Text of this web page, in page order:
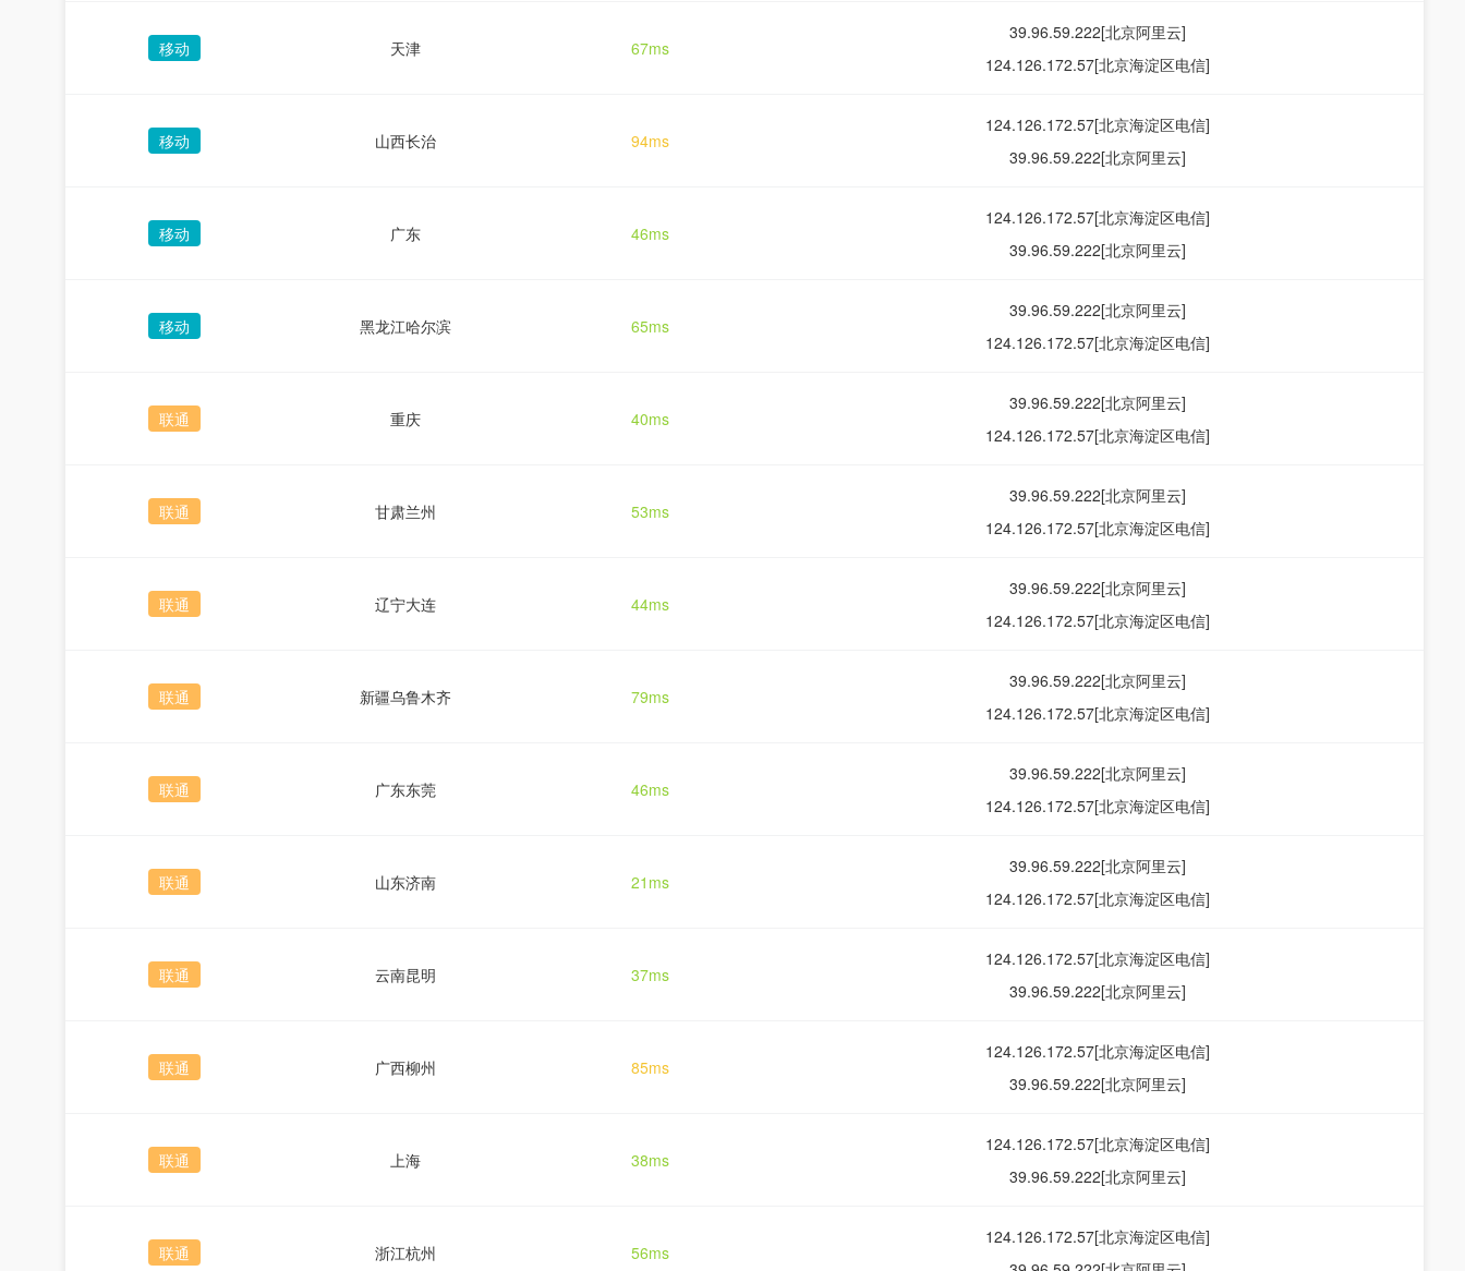
移动 天津 67ms
39.96.59.222[北京阿里云]
124.126.172.57[北京海淀区电信]
移动 山西长治 94ms
124.126.172.57[北京海淀区电信]
39.96.59.222[北京阿里云]
移动 广东 46ms
124.126.172.57[北京海淀区电信]
39.96.59.222[北京阿里云]
移动 黑龙江哈尔滨 65ms
39.96.59.222[北京阿里云]
124.126.172.57[北京海淀区电信]
联通 重庆 40ms
39.96.59.222[北京阿里云]
124.126.172.57[北京海淀区电信]
联通 甘肃兰州 53ms
39.96.59.222[北京阿里云]
124.126.172.57[北京海淀区电信]
联通 辽宁大连 44ms
39.96.59.222[北京阿里云]
124.126.172.57[北京海淀区电信]
联通 新疆乌鲁木齐 79ms
39.96.59.222[北京阿里云]
124.126.172.57[北京海淀区电信]
联通 广东东莞 46ms
39.96.59.222[北京阿里云]
124.126.172.57[北京海淀区电信]
联通 山东济南 21ms
39.96.59.222[北京阿里云]
124.126.172.57[北京海淀区电信]
联通 云南昆明 37ms
124.126.172.57[北京海淀区电信]
39.96.59.222[北京阿里云]
联通 广西柳州 85ms
124.126.172.57[北京海淀区电信]
39.96.59.222[北京阿里云]
联通 上海 38ms
124.126.172.57[北京海淀区电信]
39.96.59.222[北京阿里云]
联通 浙江杭州 56ms
124.126.172.57[北京海淀区电信]